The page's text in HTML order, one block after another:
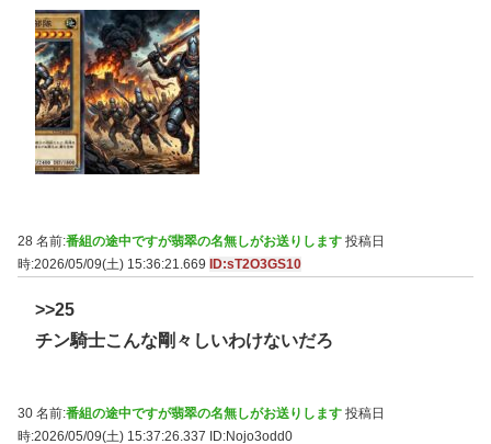
28 名前:番組の途中ですが翡翠の名無しがお送りします 投稿日
時:2026/05/09(土) 15:36:21.669
ID:sT2O3GS10
>>25
チン騎士こんな剛々しいわけないだろ
30 名前:番組の途中ですが翡翠の名無しがお送りします 投稿日
時:2026/05/09(土) 15:37:26.337 ID:Nojo3odd0